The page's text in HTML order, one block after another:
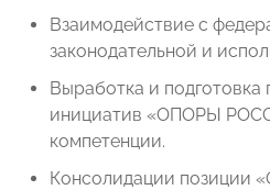
Взаимодействие с
законодательной и
Выработка и
инициатив «ОПОРЫ
компетенции.
Консолидации